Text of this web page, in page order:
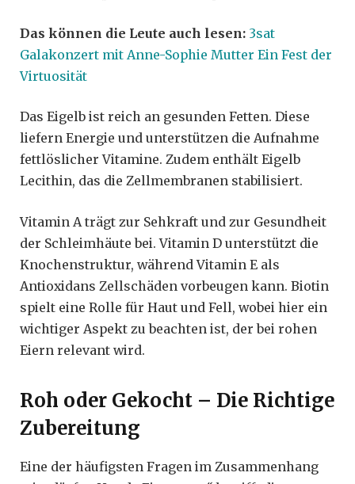
Das können die Leute auch lesen: 3sat
Galakonzert mit Anne-Sophie Mutter Ein Fest der
Virtuosität
Das Eigelb ist reich an gesunden Fetten. Diese
liefern Energie und unterstützen die Aufnahme
fettlöslicher Vitamine. Zudem enthält Eigelb
Lecithin, das die Zellmembranen stabilisiert.
Vitamin A trägt zur Sehkraft und zur Gesundheit
der Schleimhäute bei. Vitamin D unterstützt die
Knochenstruktur, während Vitamin E als
Antioxidans Zellschäden vorbeugen kann. Biotin
spielt eine Rolle für Haut und Fell, wobei hier ein
wichtiger Aspekt zu beachten ist, der bei rohen
Eiern relevant wird.
Roh oder Gekocht – Die Richtige
Zubereitung
Eine der häufigsten Fragen im Zusammenhang